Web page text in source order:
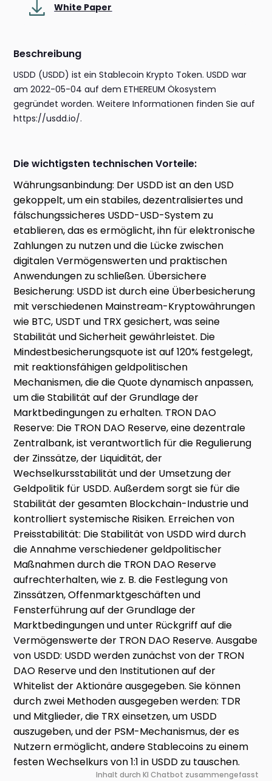
White Paper
Beschreibung
USDD (USDD) ist ein Stablecoin Krypto Token. USDD war
am 2022-05-04 auf dem ETHEREUM Ökosystem
gegründet worden. Weitere Informationen finden Sie auf
https://usdd.io/.
Die wichtigsten technischen Vorteile:
Währungsanbindung: Der USDD ist an den USD
gekoppelt, um ein stabiles, dezentralisiertes und
fälschungssicheres USDD-USD-System zu
etablieren, das es ermöglicht, ihn für elektronische
Zahlungen zu nutzen und die Lücke zwischen
digitalen Vermögenswerten und praktischen
Anwendungen zu schließen. Übersichere
Besicherung: USDD ist durch eine Überbesicherung
mit verschiedenen Mainstream-Kryptowährungen
wie BTC, USDT und TRX gesichert, was seine
Stabilität und Sicherheit gewährleistet. Die
Mindestbesicherungsquote ist auf 120% festgelegt,
mit reaktionsfähigen geldpolitischen
Mechanismen, die die Quote dynamisch anpassen,
um die Stabilität auf der Grundlage der
Marktbedingungen zu erhalten. TRON DAO
Reserve: Die TRON DAO Reserve, eine dezentrale
Zentralbank, ist verantwortlich für die Regulierung
der Zinssätze, der Liquidität, der
Wechselkursstabilität und der Umsetzung der
Geldpolitik für USDD. Außerdem sorgt sie für die
Stabilität der gesamten Blockchain-Industrie und
kontrolliert systemische Risiken. Erreichen von
Preisstabilität: Die Stabilität von USDD wird durch
die Annahme verschiedener geldpolitischer
Maßnahmen durch die TRON DAO Reserve
aufrechterhalten, wie z. B. die Festlegung von
Zinssätzen, Offenmarktgeschäften und
Fensterführung auf der Grundlage der
Marktbedingungen und unter Rückgriff auf die
Vermögenswerte der TRON DAO Reserve. Ausgabe
von USDD: USDD werden zunächst von der TRON
DAO Reserve und den Institutionen auf der
Whitelist der Aktionäre ausgegeben. Sie können
durch zwei Methoden ausgegeben werden: TDR
und Mitglieder, die TRX einsetzen, um USDD
auszugeben, und der PSM-Mechanismus, der es
Nutzern ermöglicht, andere Stablecoins zu einem
festen Wechselkurs von 1:1 in USDD zu tauschen.
Inhalt durch KI Chatbot zusammengefasst